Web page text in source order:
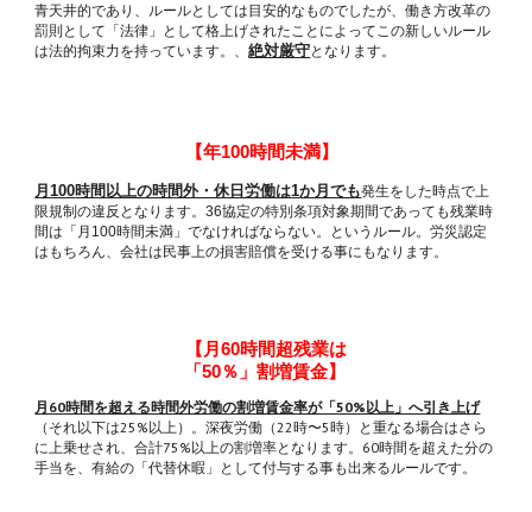
青天井的であり、ルールとしては目安的なものでしたが、働き方改革の
罰則として「法律」として格上げされたことによってこの新しいルール
は法的拘束力を持っています。、絶対厳守となります。
【年100時間未満】
月100時間以上の時間外・休日労働は1か月でも発生をした時点で上
限規制の違反となります。36協定の特別条項対象期間であっても残業時
間は「月 100時間未満」でなければならない。というルール。労災認定
はもちろん、会社は民事上の損害賠償を受ける事にもなります。
【月60時間超残業は
「50％」割増賃金】
月60時間を超える時間外労働の割増賃金率が「50%以上」へ引き上げ
（それ以下は25%以上）。深夜労働（22時〜5時）と重なる場合はさら
に上乗せされ、合計75%以上の割増率となります。60時間を超えた分の
手当を、有給の「代替休暇」として付与する事も出来るルールです。